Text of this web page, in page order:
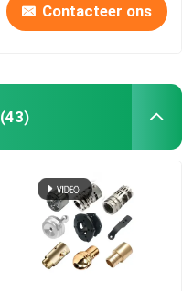
Contacteer ons
(43)